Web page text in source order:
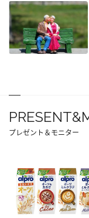
プレゼント＆モニター